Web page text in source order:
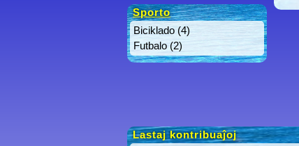
Sporto
Biciklado (4)
Futbalo (2)
Lastaj kontribuaĵoj